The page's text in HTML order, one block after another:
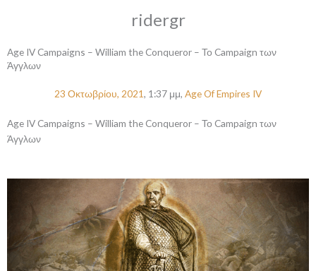
ridergr
Age IV Campaigns – William the Conqueror – Το Campaign των
Άγγλων
23 Οκτωβρίου, 2021, 1:37 μμ, Age Of Empires IV
Age IV Campaigns – William the Conqueror – Το Campaign των
Άγγλων